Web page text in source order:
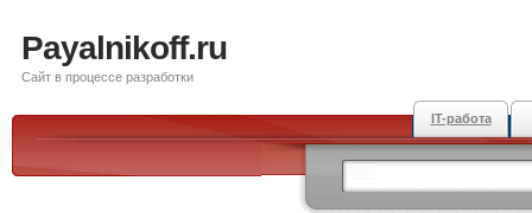
Payalnikoff.ru
Сайт в процессе разработки
IT-работа